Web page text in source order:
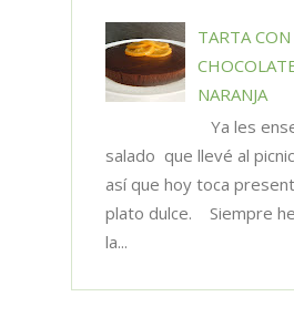
TARTA
NARANJA
Ya les
salado que llevé al
así que hoy toca
plato dulce. Siempre
la...